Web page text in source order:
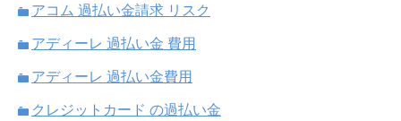
アコム 過払い金請求 リスク
アディーレ 過払い金 費用
アディーレ 過払い金費用
クレジットカード の過払い金